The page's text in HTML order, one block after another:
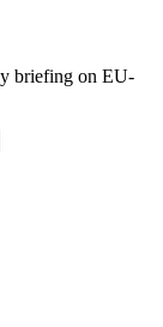
briefing on EU-